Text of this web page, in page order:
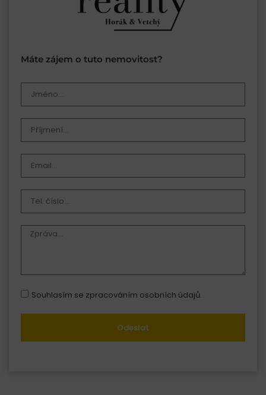
Máte zájem o tuto nemovitost?
Souhlasím se zpracováním osobních údajů.
Odeslat